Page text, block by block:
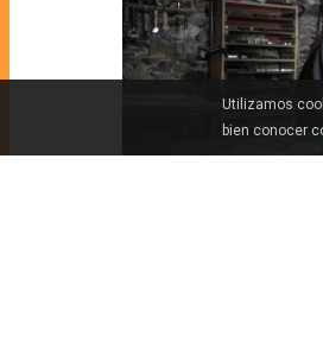
Utilizamos
bien conocer